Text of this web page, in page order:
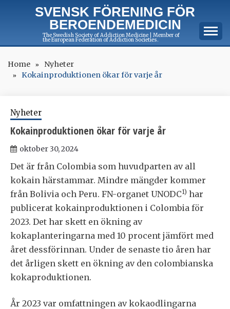
SVENSK FÖRENING FÖR
BEROENDEMEDICIN
The Swedish Society of Addiction Medicine | Member of
the European Federation of Addiction Societies.
Home
Nyheter
Kokainproduktionen ökar för varje år
Nyheter
Kokainproduktionen ökar för varje år
oktober 30, 2024
Det är från Colombia som huvudparten av all
kokain härstammar. Mindre mängder kommer
från Bolivia och Peru. FN-organet UNODC1) har
publicerat kokainproduktionen i Colombia för
2023. Det har skett en ökning av
kokaplanteringarna med 10 procent jämfört med
året dessförinnan. Under de senaste tio åren har
det årligen skett en ökning av den colombianska
kokaproduktionen.
År 2023 var omfattningen av kokaodlingarna